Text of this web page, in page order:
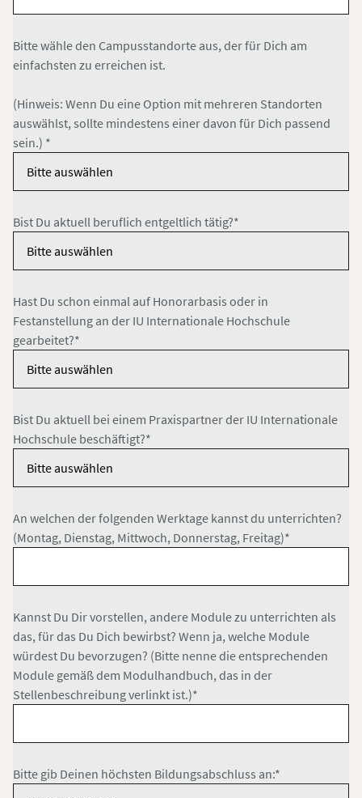
Bitte wähle den Campusstandorte aus, der für Dich am
einfachsten zu erreichen ist.
(Hinweis: Wenn Du eine Option mit mehreren Standorten
auswählst, sollte mindestens einer davon für Dich passend
sein.) *
Bist Du aktuell beruflich entgeltlich tätig?*
Hast Du schon einmal auf Honorarbasis oder in
Festanstellung an der IU Internationale Hochschule
gearbeitet?*
Bist Du aktuell bei einem Praxispartner der IU Internationale
Hochschule beschäftigt?*
An welchen der folgenden Werktage kannst du unterrichten?
(Montag, Dienstag, Mittwoch, Donnerstag, Freitag)*
Kannst Du Dir vorstellen, andere Module zu unterrichten als
das, für das Du Dich bewirbst? Wenn ja, welche Module
würdest Du bevorzugen? (Bitte nenne die entsprechenden
Module gemäß dem Modulhandbuch, das in der
Stellenbeschreibung verlinkt ist.)*
Bitte gib Deinen höchsten Bildungsabschluss an:*